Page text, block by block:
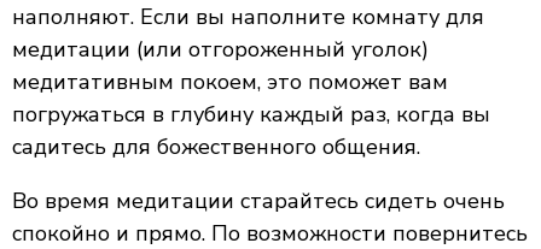
наполняют. Если вы наполните комнату для
медитации (или отгороженный уголок)
медитативным покоем, это поможет вам
погружаться в глубину каждый раз, когда вы
садитесь для божественного общения.
Во время медитации старайтесь сидеть очень
спокойно и прямо. По возможности повернитесь